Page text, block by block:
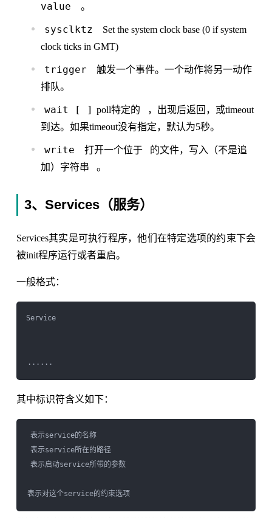
value
。
sysclktz
Set the system clock base (0 if system
clock ticks in GMT)
trigger
触发一个事件。一个动作将另一动作
排队。
wait [ ] poll特定的
，出现后返回，或timeout
到达。如果timeout没有指定，默认为5秒。
write 打开一个位于
的文件，写入（不是追
加）字符串
。
3、Services（服务）
Services其实是可执行程序，他们在特定选项的约束下会
被init程序运行或者重启。
一般格式：
Service
其中标识符含义如下：
表示service的名称
表示service所在的路径
表示启动service所带的参数